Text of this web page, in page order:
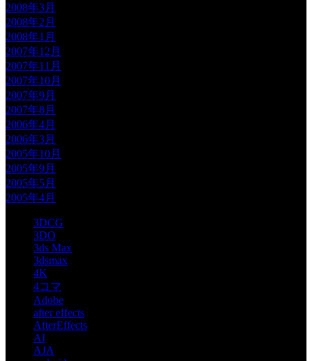
2008年3月
2008年2月
2008年1月
2007年12月
2007年11月
2007年10月
2007年9月
2007年8月
2006年4月
2006年3月
2005年10月
2005年9月
2005年5月
2005年4月
3DCG
3DO
3ds Max
3dsmax
4K
4コマ
Adobe
after effects
AfterEffects
AI
AJA